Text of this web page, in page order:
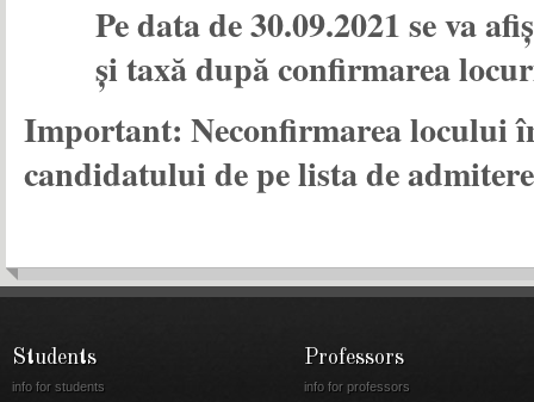
Pe data de 30.09.2021 se va
și taxă după confirmarea
Important: Neconfirmarea locului
candidatului de pe lista de
Students
info for students
Professors
info for professors